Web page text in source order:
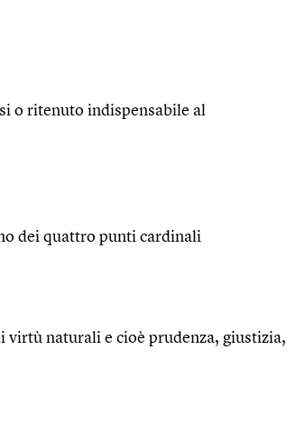
o ritenuto indispensabile al
dei quattro punti cardinali
naturali e cioè prudenza, giustizia,